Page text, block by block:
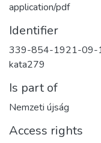
application/pdf
Identifier
339-854-1921-09-
kata279
Is part of
Nemzeti újság
Access rights